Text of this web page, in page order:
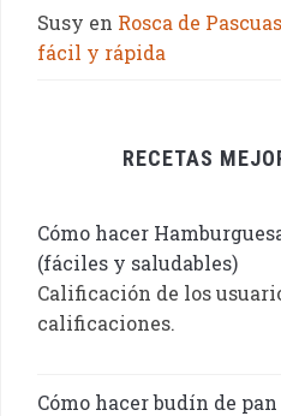
Susy en Rosca de
fácil y rápida
RECETAS
Cómo hacer
(fáciles y saludables)
Calificación de los
calificaciones.
Cómo hacer budín de